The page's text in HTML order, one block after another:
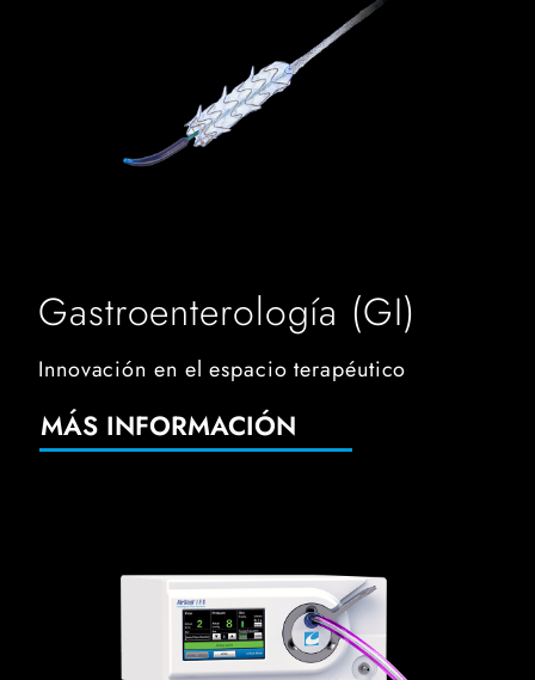
Gastroenterología (GI)
Innovación en el espacio terapéutico
MÁS INFORMACIÓN